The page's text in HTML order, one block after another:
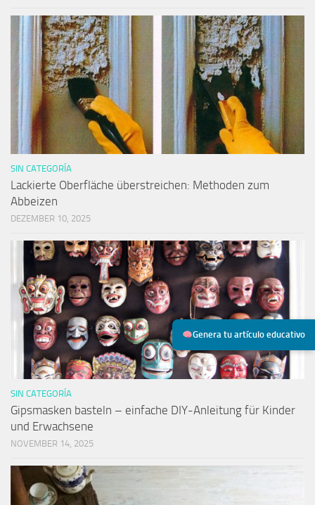
Genera tu artículo educativo
SIN CATEGORÍA
Lackierte Oberfläche überstreichen: Methoden zum
Abbeizen
DEZEMBER 10, 2025
SIN CATEGORÍA
Gipsmasken basteln – einfache DIY-Anleitung für Kinder
und Erwachsene
NOVEMBER 14, 2025